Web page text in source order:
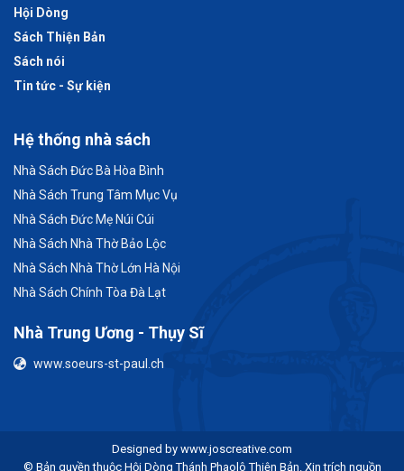
Hội Dòng
Sách Thiện Bản
Sách nói
Tin tức - Sự kiện
Hệ thống nhà sách
Nhà Sách Đức Bà Hòa Bình
Nhà Sách Trung Tâm Mục Vụ
Nhà Sách Đức Mẹ Núi Cúi
Nhà Sách Nhà Thờ Bảo Lộc
Nhà Sách Nhà Thờ Lớn Hà Nội
Nhà Sách Chính Tòa Đà Lạt
Nhà Trung Ương - Thụy Sĩ
www.soeurs-st-paul.ch
Designed by www.joscreative.com
© Bản quyền thuộc Hội Dòng Thánh Phaolô Thiện Bản. Xin trích nguồn